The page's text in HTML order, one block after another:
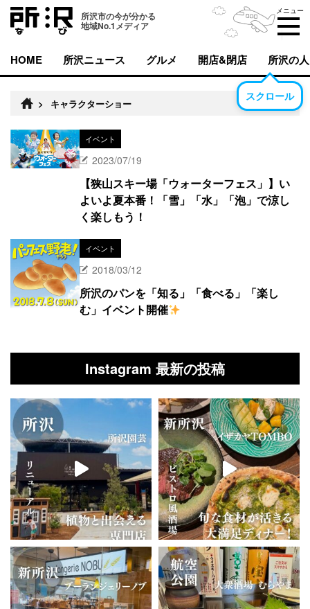
所沢市の今が分かる
地域No.1メディア
メニュー
HOME 所沢ニュース グルメ 開店&閉店 所沢の人
スクロール
> キャラクターショー
イベント
2023/07/19
【狭山スキー場「ウォーターフェス」】い
よいよ夏本番！「雪」「水」「泡」で涼し
く楽しもう！
イベント
2018/03/12
所沢のパンを「知る」「食べる」「楽し
む」イベント開催
Instagram 最新の投稿